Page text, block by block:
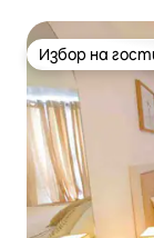
Избор на
Избор на